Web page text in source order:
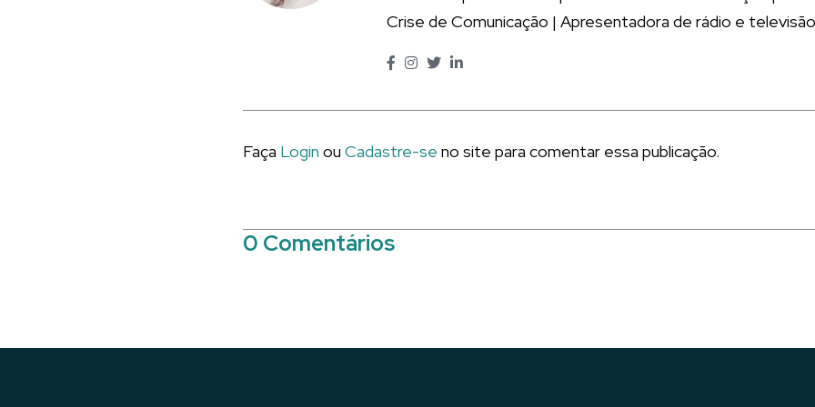
Crise de Comunicação | Apresentadora de rádio e
Faça Login ou Cadastre-se no site para comentar essa publicação.
0 Comentários